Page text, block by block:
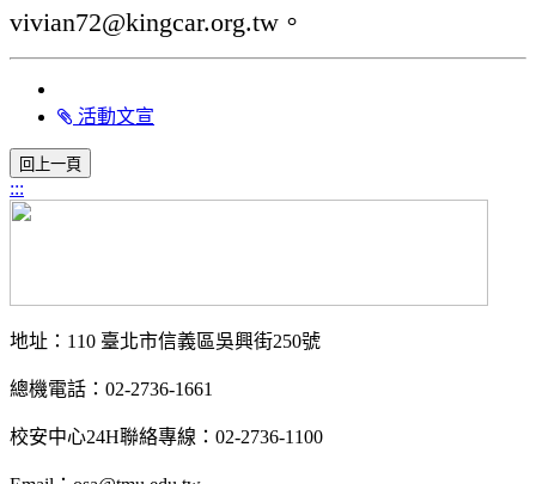
vivian72@kingcar.org.tw。
活動文宣
:::
地址：110 臺北市信義區吳興街250號
總機電話：02-2736-1661
校安中心24H聯絡專線：02-2736-1100